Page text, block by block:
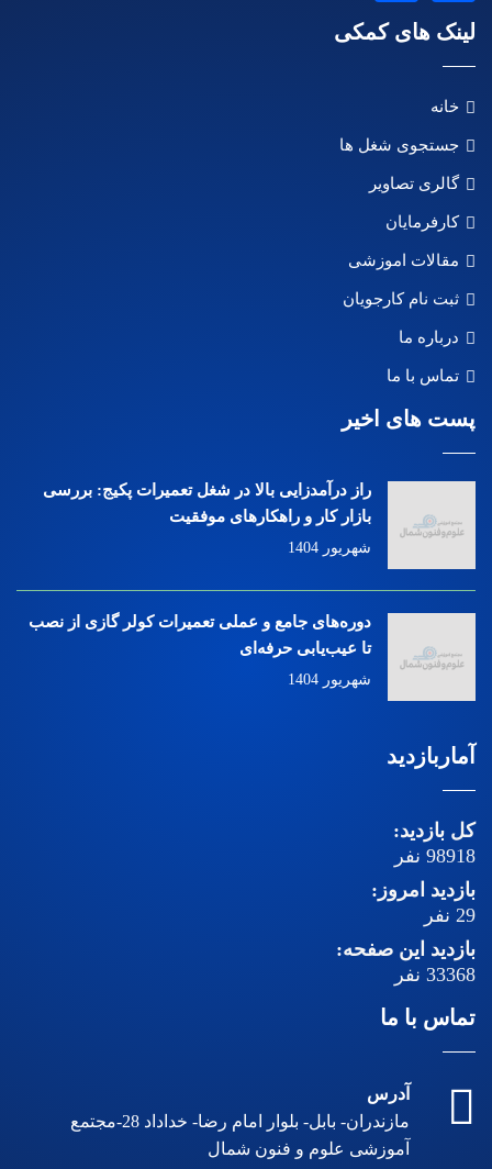
لینک های کمکی
خانه
جستجوی شغل ها
گالری تصاویر
کارفرمایان
مقالات اموزشی
ثبت نام کارجویان
درباره ما
تماس با ما
پست های اخیر
راز درآمدزایی بالا در شغل تعمیرات پکیج: بررسی
بازار کار و راهکارهای موفقیت
شهریور 1404
دوره‌های جامع و عملی تعمیرات کولر گازی از نصب
تا عیب‌یابی حرفه‌ای
شهریور 1404
آماربازدید
کل بازدید:
98918 نفر
بازدید امروز:
29 نفر
بازدید این صفحه:
33368 نفر
تماس با ما
آدرس
مازندران- بابل- بلوار امام رضا- خداداد 28-مجتمع
آموزشی علوم و فنون شمال